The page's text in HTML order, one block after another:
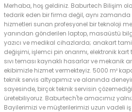
Merhaba, hoş geldiniz. Baburtech Bilişim
tedarik eden bir firma değil, aynı zamanda
hizmetleri sunan profesyonel bir teknoloji
yanından gönderilen laptop, masaüstü
yazıcı ve medikal cihazlarda; anakart
değişimi, işlemci pin onarımı, elektronik
sıvı teması kaynaklı hasarlar ve mekanik
ekibimizle hizmet vermekteyiz. 5000 m²
teknik servis altyapımız ve alanında
sayesinde, birçok teknik servisin
üretebiliyoruz. Baburtech'te amacımız
Bayilerimizi ve müşterilerimizi uzun vadeli iş